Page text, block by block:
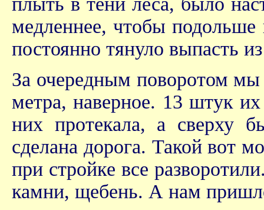
медленнее, чтобы
постоянно тянуло выпасть
За очередным поворотом
метра, наверное. 13 штук
них протекала, а сверху
сделана дорога. Такой вот
при стройке все
камни, щебень. А нам